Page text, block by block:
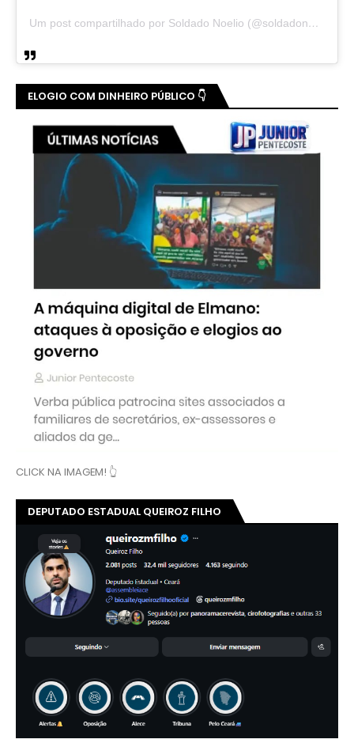
Um post compartilhado por Soldado Noelio (@soldadonoelio)
ELOGIO COM DINHEIRO PÚBLICO 👇
CLICK NA IMAGEM! 👆
DEPUTADO ESTADUAL QUEIROZ FILHO